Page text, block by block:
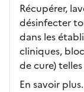
Récupérer,
désinfecter
dans les
cliniques,
de cure)
En savoir